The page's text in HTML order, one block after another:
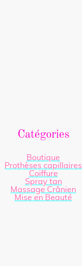
Catégories
Boutique
Prothèses capillaires
Coiffure
Spray tan
Massage Crânien
Mise en Beauté